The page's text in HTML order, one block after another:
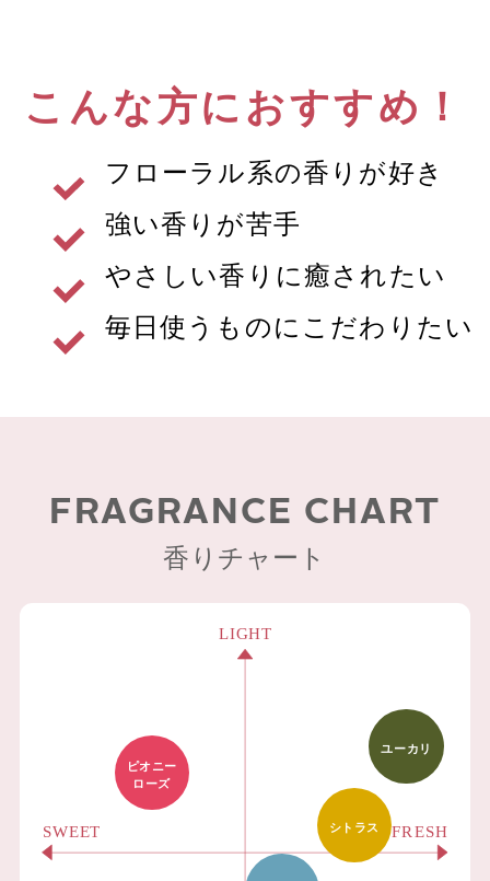
こんな方におすすめ！
フローラル系の香りが好き
強い香りが苦手
やさしい香りに癒されたい
毎日使うものにこだわりたい
FRAGRANCE CHART
香りチャート
ユーカリ
シトラス
ピオニー
ローズ